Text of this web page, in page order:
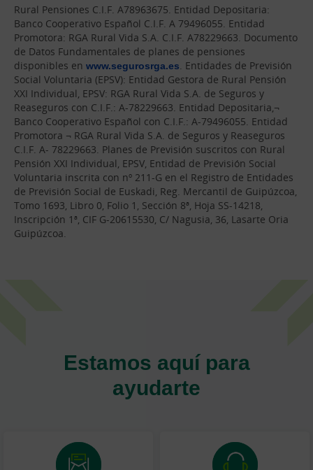
Rural Pensiones C.I.F. A78963675. Entidad Depositaria:
Banco Cooperativo Español C.I.F. A 79496055. Entidad
Promotora: RGA Rural Vida S.A. C.I.F. A78229663. Documento
de Datos Fundamentales de planes de pensiones
disponibles en www.segurosrga.es. Entidades de Previsión
Social Voluntaria (EPSV): Entidad Gestora de Rural Pensión
XXI Individual, EPSV: RGA Rural Vida S.A. de Seguros y
Reaseguros con C.I.F.: A-78229663. Entidad Depositaria,¬
Banco Cooperativo Español con C.I.F.: A-79496055. Entidad
Promotora ¬ RGA Rural Vida S.A. de Seguros y Reaseguros
C.I.F. A- 78229663. Planes de Previsión suscritos con Rural
Pensión XXI Individual, EPSV, Entidad de Previsión Social
Voluntaria inscrita con nº 211-G en el Registro de Entidades
de Previsión Social de Euskadi, Reg. Mercantil de Guipúzcoa,
Tomo 1693, Libro 0, Folio 1, Sección 8ª, Hoja SS-14218,
Inscripción 1ª, CIF G-20615530, C/ Nagusia, 36, Lasarte Oria
Guipúzcoa.
Estamos aquí para
ayudarte